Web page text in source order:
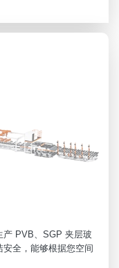
产 PVB、SGP 夹层玻
全，能够根据您空间